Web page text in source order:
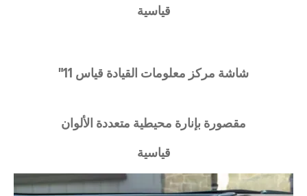
قياسية
شاشة مركز معلومات القيادة قياس 11"
مقصورة بإنارة محيطية متعددة الألوان
قياسية